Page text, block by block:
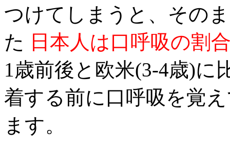
つけてしまうと、その
た 日本人は口呼吸の割
1歳前後と欧米(3-4歳)に
着する前に口呼吸を覚
ます。